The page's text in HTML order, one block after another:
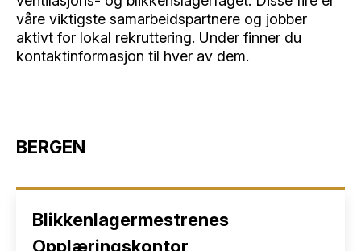
våre viktigste samarbeidspartnere og jobber
aktivt for lokal rekruttering. Under finner du
kontaktinformasjon til hver av dem.
BERGEN
Blikkenlagermestrenes
Opplæringskontor